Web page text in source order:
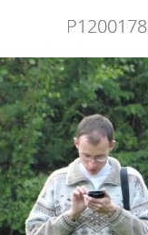
P1200178